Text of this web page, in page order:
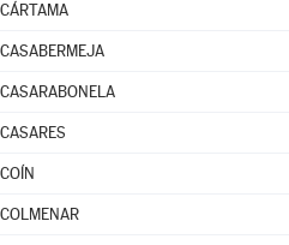
CÁRTAMA
CASABERMEJA
CASARABONELA
CASARES
COÍN
COLMENAR